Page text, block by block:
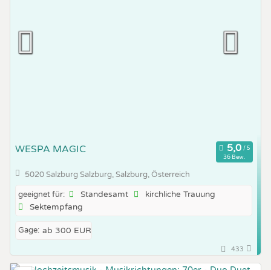
WESPA MAGIC
36 Bew.
5020 Salzburg Salzburg, Salzburg, Österreich
geeignet für: Standesamt
kirchliche Trauung
Sektempfang
Gage: ab 300 EUR
433